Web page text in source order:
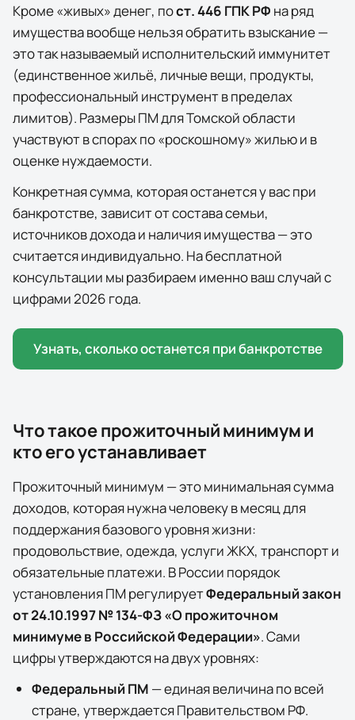
Кроме «живых» денег, пост. 446 ГПК РФ на ряд
имущества вообще нельзя обратить взыскание —
это так называемый исполнительский иммунитет
(единственное жильё, личные вещи, продукты,
профессиональный инструмент в пределах
лимитов). Размеры ПМ дляТомской области
участвуют в спорах по «роскошному» жилью и в
оценке нуждаемости.
Конкретная сумма, которая останется у вас при
банкротстве, зависит от состава семьи,
источников дохода и наличия имущества — это
считается индивидуально. На бесплатной
консультации мы разбираем именно ваш случай с
цифрами 2026 года.
Узнать, сколько останется при банкротстве
Что такое прожиточный минимум и
кто его устанавливает
Прожиточный минимум — это минимальная сумма
доходов, которая нужна человеку в месяц для
поддержания базового уровня жизни:
продовольствие, одежда, услуги ЖКХ, транспорт и
обязательные платежи. В России порядок
установления ПМ регулируетФедеральный закон
от 24.10.1997 № 134-ФЗ «О прожиточном
минимуме в Российской Федерации». Сами
цифры утверждаются на двух уровнях:
Федеральный ПМ — единая величина по всей
стране, утверждается Правительством РФ.